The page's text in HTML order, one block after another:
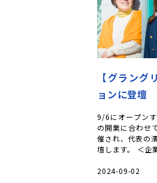
【グラン
ョンに登壇
9/6にオープン
の開業に合わせ
催され、代表の
壇します。 ＜企
2024-09-02